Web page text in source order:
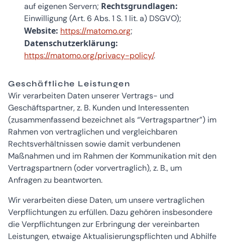
auf eigenen Servern; Rechtsgrundlagen:
Einwilligung (Art. 6 Abs. 1 S. 1 lit. a) DSGVO);
Website: https://matomo.org;
Datenschutzerklärung:
https://matomo.org/privacy-policy/.
Geschäftliche Leistungen
Wir verarbeiten Daten unserer Vertrags- und
Geschäftspartner, z. B. Kunden und Interessenten
(zusammenfassend bezeichnet als “Vertragspartner”) im
Rahmen von vertraglichen und vergleichbaren
Rechtsverhältnissen sowie damit verbundenen
Maßnahmen und im Rahmen der Kommunikation mit den
Vertragspartnern (oder vorvertraglich), z. B., um
Anfragen zu beantworten.
Wir verarbeiten diese Daten, um unsere vertraglichen
Verpflichtungen zu erfüllen. Dazu gehören insbesondere
die Verpflichtungen zur Erbringung der vereinbarten
Leistungen, etwaige Aktualisierungspflichten und Abhilfe